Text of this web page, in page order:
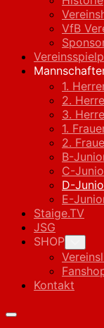
VfB
Current
Page
Parent
1.
2.
3.
1.
2.
B-
C-
Current
Page:
D-
E-
Staige.TV
JSG
SHOP
Child
Menu
Kontakt
Expand